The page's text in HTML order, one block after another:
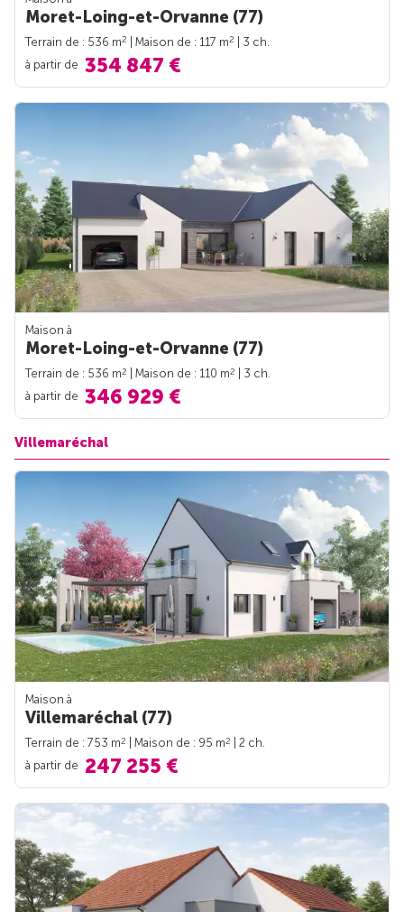
Moret-Loing-et-Orvanne (77)
Terrain de : 536 m2 | Maison de : 117 m2
| 3 ch.
à partir de 354 847 €
Maison à
Moret-Loing-et-Orvanne (77)
Terrain de : 536 m2 | Maison de : 110 m2
| 3 ch.
à partir de 346 929 €
Villemaréchal
Maison à
Villemaréchal (77)
Terrain de : 753 m2 | Maison de : 95 m2
| 2 ch.
à partir de 247 255 €